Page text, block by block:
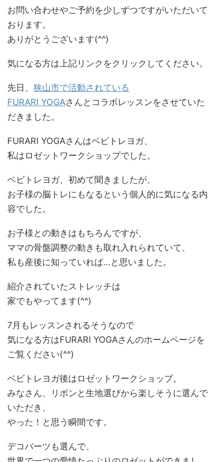
お問い合わせやご予約を少しずつですがいただいて
おります。
ありがとうございます(^^)
気になる方は上記リンクをクリックしてください。
先日、 狭山市で活動されている
FURARI YOGAさんとコラボレッスンをさせていた
だきました。
FURARI YOGAさんはベビトレヨガ、
私はロゼットワークショップでした。
ベビトレヨガ、初めて聞きましたが、
お子様の脳トレにもなるという個人的に気になる内
容でした。
お子様との動きはもちろんですが、
ママの骨盤調整の動きも取れ入れられていて、
私も産後に知っていれば…と思いました。
紹介されていたストレッチは
家でもやってます(^^)
7月もレッスンされるそうなので
気になる方はFURARI YOGAさんのホームページを
ご覧ください(^^)
ベビトレヨガ後はロゼットワークショップ。
みなさん、リボンと生地選びから楽しそうに選んで
いただき、
やった！と思う瞬間です。
デコパーツも選んで、